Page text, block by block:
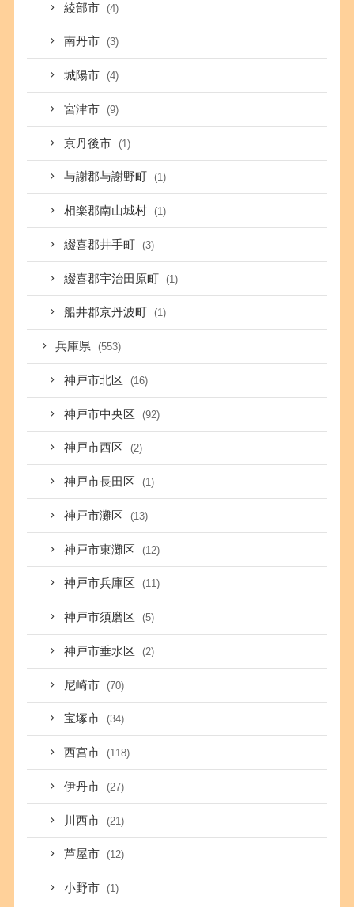
綾部市 (4)
南丹市 (3)
城陽市 (4)
宮津市 (9)
京丹後市 (1)
与謝郡与謝野町 (1)
相楽郡南山城村 (1)
綴喜郡井手町 (3)
綴喜郡宇治田原町 (1)
船井郡京丹波町 (1)
兵庫県 (553)
神戸市北区 (16)
神戸市中央区 (92)
神戸市西区 (2)
神戸市長田区 (1)
神戸市灘区 (13)
神戸市東灘区 (12)
神戸市兵庫区 (11)
神戸市須磨区 (5)
神戸市垂水区 (2)
尼崎市 (70)
宝塚市 (34)
西宮市 (118)
伊丹市 (27)
川西市 (21)
芦屋市 (12)
小野市 (1)